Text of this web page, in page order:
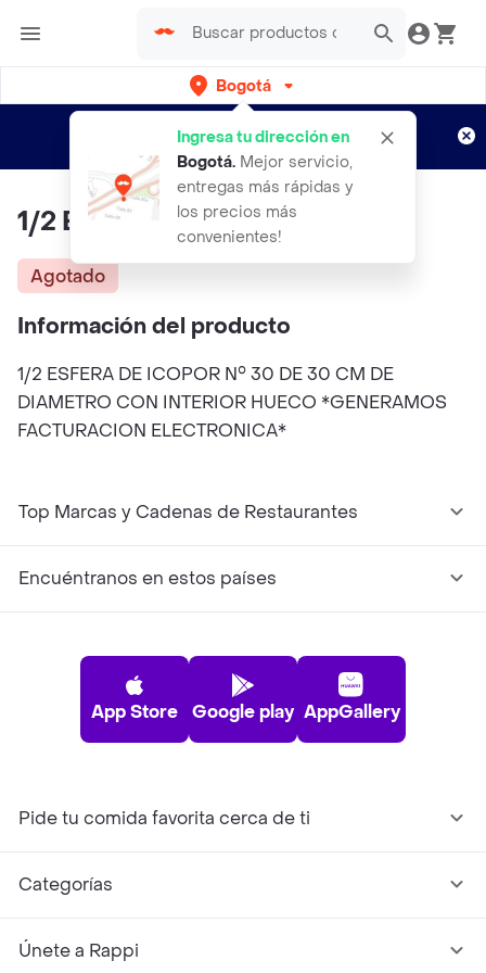
Bogotá
Ingresa tu dirección en
Bogotá. Mejor servicio,
entregas más rápidas y
los precios más
convenientes!
envíos gratis por semanas
Aplican TyC
1/2 Esfera De Icopor N° 30
Agotado
Información del producto
1/2 ESFERA DE ICOPOR N° 30 DE 30 CM DE
DIAMETRO CON INTERIOR HUECO *GENERAMOS
FACTURACION ELECTRONICA*
Top Marcas y Cadenas de Restaurantes
Encuéntranos en estos países
App Store Google play AppGallery
Pide tu comida favorita cerca de ti
Categorías
Únete a Rappi